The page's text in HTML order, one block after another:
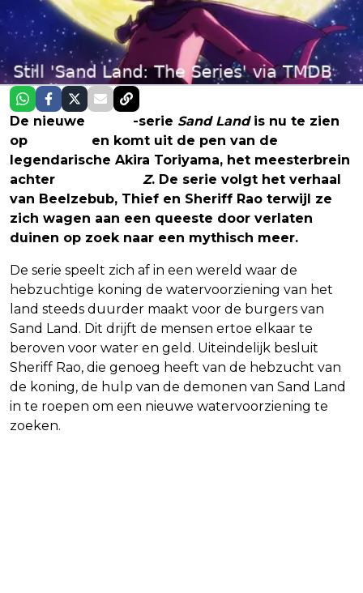
De nieuwe -serie Sand Landis nu te zien
op
en komt uit de pen van de
legendarische Akira Toriyama, het meesterbrein
achter
Z. De serie volgt het verhaal
van Beelzebub, Thief en Sheriff Rao terwijl ze
zich wagen aan een queeste door verlaten
duinen op zoek naar een mythisch meer.
De serie speelt zich af in een wereld waar de
hebzuchtige koning de watervoorziening van het
land steeds duurder maakt voor de burgers van
Sand Land. Dit drijft de mensen ertoe elkaar te
beroven voor water en geld. Uiteindelijk besluit
Sheriff Rao, die genoeg heeft van de hebzucht van
de koning, de hulp van de demonen van Sand Land
in te roepen om een nieuwe watervoorziening te
zoeken.